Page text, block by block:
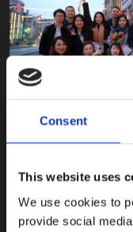
Consent
This website uses
We use cookies to
provide social
出了年度无私奉献奖
项，不仅调动了员工
够有出色的表现。